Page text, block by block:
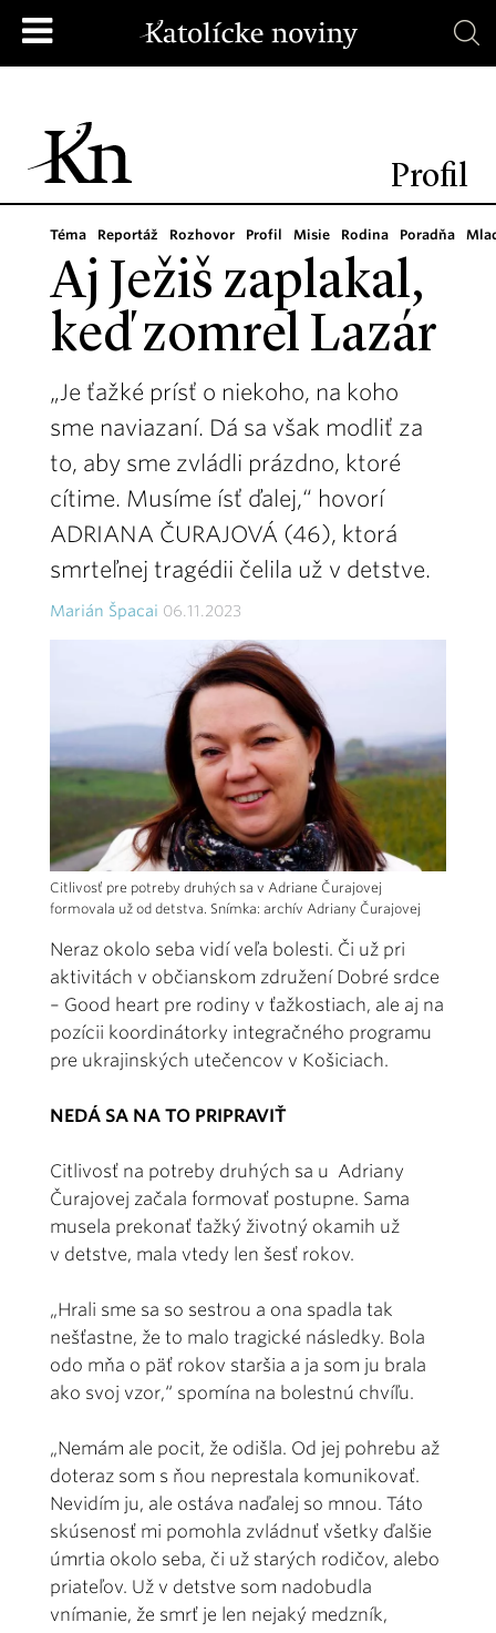
Profil
Téma Reportáž Rozhovor Profil Misie Rodina Poradňa
Aj Ježiš zaplakal,
keď zomrel Lazár
„Je ťažké prísť o niekoho, na koho
sme naviazaní. Dá sa však modliť za
to, aby sme zvládli prázdno, ktoré
cítime. Musíme ísť ďalej,“ hovorí
ADRIANA ČURAJOVÁ (46), ktorá
smrteľnej tragédii čelila už v detstve.
Marián Špacai 06.11.2023
Citlivosť pre potreby druhých sa v Adriane Čurajovej
formovala už od detstva. Snímka: archív Adriany Čurajovej
Neraz okolo seba vidí veľa bolesti. Či už pri
aktivitách v občianskom združení Dobré srdce
– Good heart pre rodiny v ťažkostiach, ale aj na
pozícii koordinátorky integračného programu
pre ukrajinských utečencov v Košiciach.
NEDÁ SA NA TO PRIPRAVIŤ
Citlivosť na potreby druhých sa u Adriany
Čurajovej začala formovať postupne. Sama
musela prekonať ťažký životný okamih už
v detstve, mala vtedy len šesť rokov.
„Hrali sme sa so sestrou a ona spadla tak
nešťastne, že to malo tragické následky. Bola
odo mňa o päť rokov staršia a ja som ju brala
ako svoj vzor,“ spomína na bolestnú chvíľu.
„Nemám ale pocit, že odišla. Od jej pohrebu až
doteraz som s ňou neprestala komunikovať.
Nevidím ju, ale ostáva naďalej so mnou. Táto
skúsenosť mi pomohla zvládnuť všetky ďalšie
úmrtia okolo seba, či už starých rodičov, alebo
priateľov. Už v detstve som nadobudla
vnímanie, že smrť je len nejaký medzník,